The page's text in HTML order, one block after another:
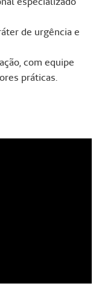
de urgência e
com equipe
práticas.